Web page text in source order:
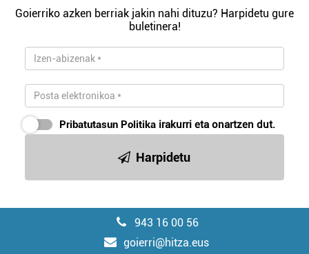
Goierriko azken berriak jakin nahi dituzu? Harpidetu gure
buletinera!
Pribatutasun Politika irakurri eta onartzen dut.
Harpidetu
943 16 00 56
goierri@hitza.eus